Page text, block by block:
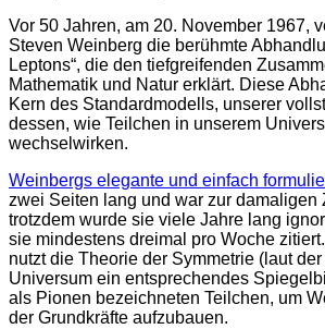
Vor 50 Jahren, am 20. November 1967,
Steven Weinberg die berühmte
Leptons“, die den tiefgreifenden
Mathematik und Natur erklärt. Diese
Kern des Standardmodells, unserer
dessen, wie Teilchen in unserem
wechselwirken.
Weinbergs elegante und einfach
zwei Seiten lang und war zur damaligen
trotzdem wurde sie viele Jahre lang
sie mindestens dreimal pro Woche
nutzt die Theorie der Symmetrie (laut
Universum ein entsprechendes
als Pionen bezeichneten Teilchen, um
der Grundkräfte aufzubauen.